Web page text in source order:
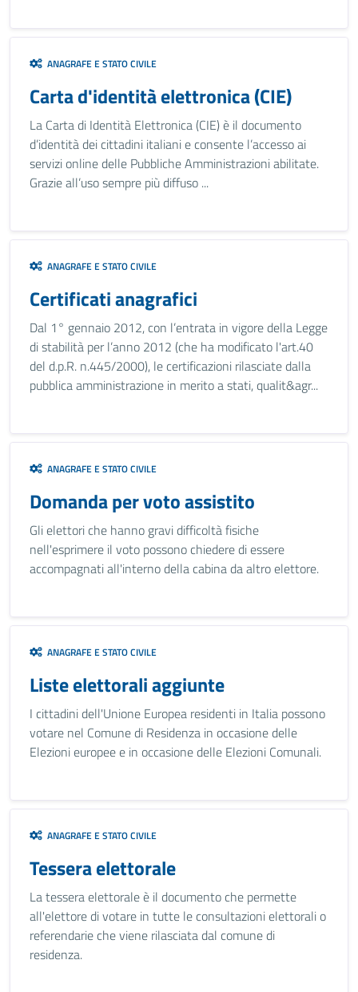
ANAGRAFE E STATO CIVILE
Carta d'identità elettronica (CIE)
La Carta di Identità Elettronica (CIE) è il documento
d’identità dei cittadini italiani e consente l’accesso ai
servizi online delle Pubbliche Amministrazioni abilitate.
Grazie all’uso sempre più diffuso ...
ANAGRAFE E STATO CIVILE
Certificati anagrafici
Dal 1° gennaio 2012, con l’entrata in vigore della Legge
di stabilità per l’anno 2012 (che ha modificato l'art.40
del d.p.R. n.445/2000), le certificazioni rilasciate dalla
pubblica amministrazione in merito a stati, qualit&agr...
ANAGRAFE E STATO CIVILE
Domanda per voto assistito
Gli elettori che hanno gravi difficoltà fisiche
nell'esprimere il voto possono chiedere di essere
accompagnati all'interno della cabina da altro elettore.
ANAGRAFE E STATO CIVILE
Liste elettorali aggiunte
I cittadini dell'Unione Europea residenti in Italia possono
votare nel Comune di Residenza in occasione delle
Elezioni europee e in occasione delle Elezioni Comunali.
ANAGRAFE E STATO CIVILE
Tessera elettorale
La tessera elettorale è il documento che permette
all'elettore di votare in tutte le consultazioni elettorali o
referendarie che viene rilasciata dal comune di
residenza.